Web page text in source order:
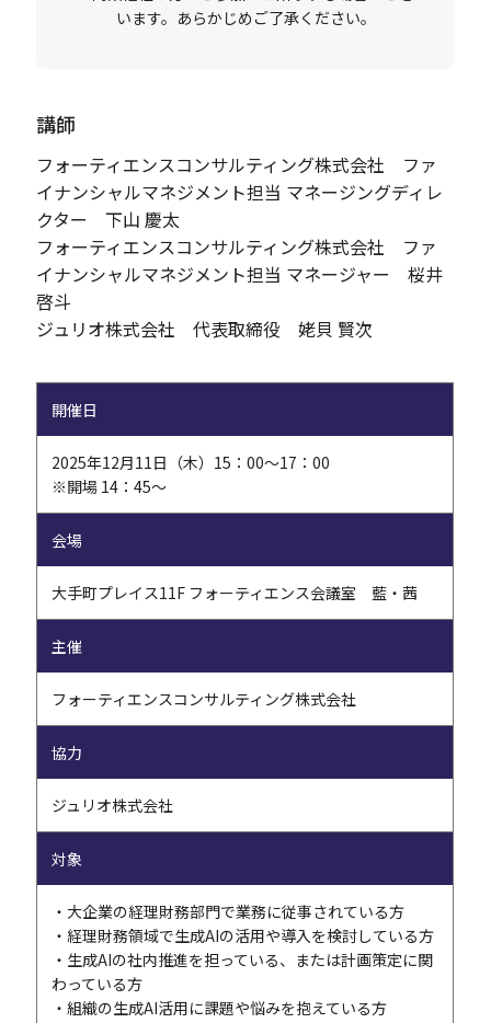
います。あらかじめご了承ください。
講師
フォーティエンスコンサルティング株式会社 ファ
イナンシャルマネジメント担当 マネージングディレ
クター 下山 慶太
フォーティエンスコンサルティング株式会社 ファ
イナンシャルマネジメント担当 マネージャー 桜井
啓斗
ジュリオ株式会社 代表取締役 姥貝 賢次
開催日
2025年12月11日（木）15：00～17：00
※開場 14：45～
会場
大手町プレイス11F フォーティエンス会議室 藍・茜
主催
フォーティエンスコンサルティング株式会社
協力
ジュリオ株式会社
対象
・大企業の経理財務部門で業務に従事されている方
・経理財務領域で生成AIの活用や導入を検討している方
・生成AIの社内推進を担っている、または計画策定に関
わっている方
・組織の生成AI活用に課題や悩みを抱えている方